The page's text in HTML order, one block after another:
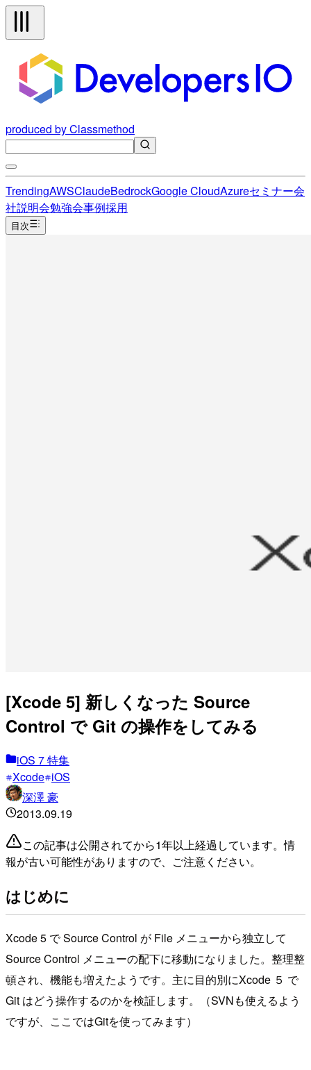
produced by Classmethod
TrendingAWSClaudeBedrockGoogle CloudAzureセミナー会
社説明会勉強会事例採用
目次
[Xcode 5] 新しくなった Source
Control で Git の操作をしてみる
iOS 7 特集
Xcode iOS
深澤 豪
2013.09.19
この記事は公開されてから1年以上経過しています。情
報が古い可能性がありますので、ご注意ください。
はじめに
Xcode 5 で Source Control が File メニューから独立して
Source Control メニューの配下に移動になりました。整理整
頓され、機能も増えたようです。主に目的別にXcode ５ で
Git はどう操作するのかを検証します。（SVNも使えるよう
ですが、ここではGitを使ってみます）